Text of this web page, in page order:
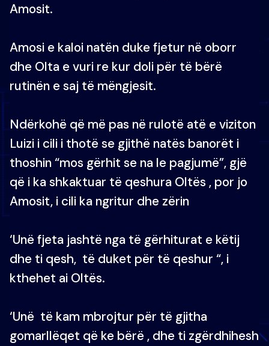
Amosit.
Amosi e kaloi natën duke fjetur në oborr
dhe Olta e vuri re kur doli për të bërë
rutinën e saj të mëngjesit.
Ndërkohë që më pas në rulotë atë e viziton
Luizi i cili i thotë se gjithë natës banorët i
thoshin “mos gërhit se na le pagjumë”, gjë
që i ka shkaktuar të qeshura Oltës , por jo
Amosit, i cili ka ngritur dhe zërin
‘Unë fjeta jashtë nga të gërhiturat e këtij
dhe ti qesh, të duket për të qeshur “, i
kthehet ai Oltës.
‘Unë të kam mbrojtur për të gjitha
gomarllëqet që ke bërë , dhe ti zgërdhihesh